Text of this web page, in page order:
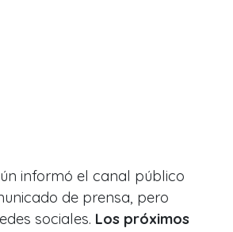
informó el canal público
de prensa, pero
sociales. Los próximos